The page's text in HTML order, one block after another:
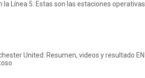
la Línea 5: Estas son las estaciones operativas
United: Resumen, videos y resultado EN